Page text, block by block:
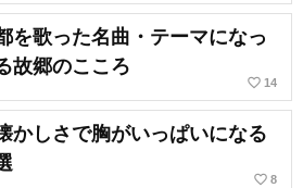
を歌った名曲・テーマになっ
故郷のこころ
favorite_border 14
かしさで胸がいっぱいになる
favorite_border 8